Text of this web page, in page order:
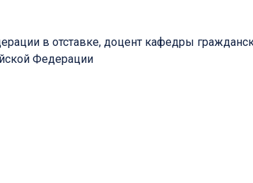
в отставке, доцент кафедры
Федерации